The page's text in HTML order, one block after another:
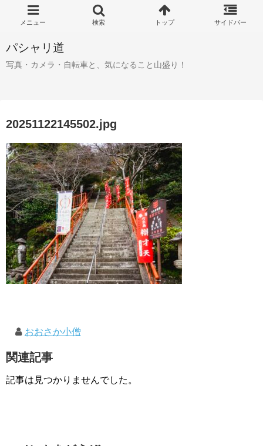
パシャリ道
写真・カメラ・自転車と、気になること山盛り！
20251122145502.jpg
おおさか小僧
関連記事
記事は見つかりませんでした。